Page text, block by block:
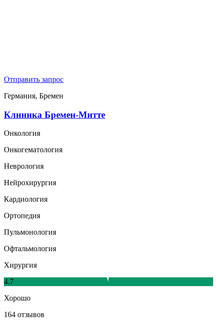
Отправить запрос
Германия, Бремен
Клиника Бремен-Митте
Онкология
Онкогематология
Неврология
Нейрохирургия
Кардиология
Ортопедия
Пульмонология
Офтальмология
Хирургия
4.7
Хорошо
164 отзывов